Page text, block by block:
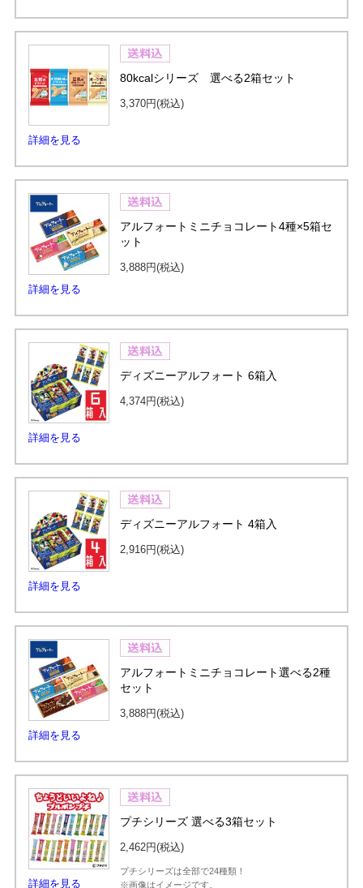
詳細を見る
80kcalシリーズ 選べる2箱セット
3,370円(税込)
詳細を見る
アルフォートミニチョコレート4種×5箱セ
ット
3,888円(税込)
詳細を見る
ディズニーアルフォート 6箱入
4,374円(税込)
詳細を見る
ディズニーアルフォート 4箱入
2,916円(税込)
詳細を見る
アルフォートミニチョコレート選べる2種
セット
3,888円(税込)
詳細を見る
プチシリーズ 選べる3箱セット
2,462円(税込)
プチシリーズは全部で24種類！
※画像はイメージです。